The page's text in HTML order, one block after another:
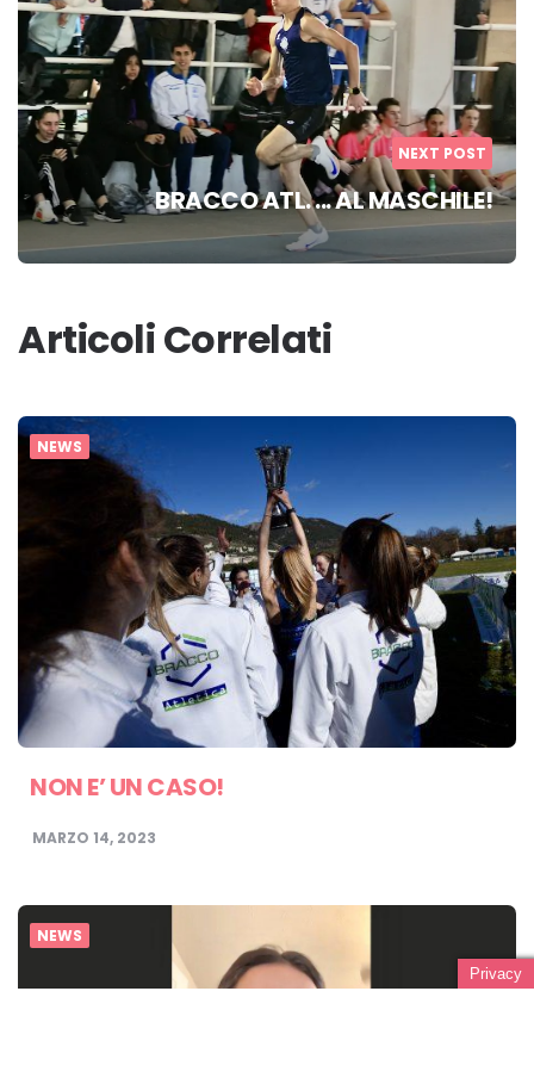
NEXT POST
BRACCO ATL. ... AL MASCHILE!
Articoli Correlati
NEWS
NON E’ UN CASO!
MARZO 14, 2023
NEWS
Privacy